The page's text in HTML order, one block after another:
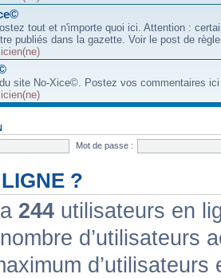
tout et n'importe quoi ici. Attention :
publiés dans la gazette. Voir le post de
site No-Xice©. Postez vos commentaires
Mot de passe :
?
244 utilisateurs en
d’utilisateurs